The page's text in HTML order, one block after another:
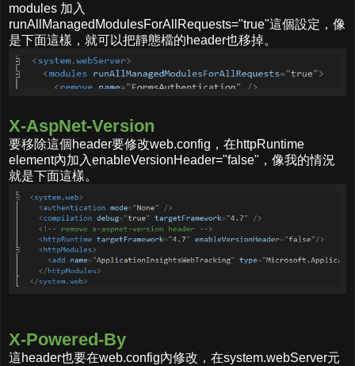
modules 加入
runAllManagedModulesForAllRequests="true"這個設定，像
是下面這樣，就可以把靜態檔的header也移掉。
X-AspNet-Version
要移除這個header要修改web.config，在httpRuntime
element內加入enableVersionHeader="false"，像我的情況
就是下面這樣。
X-Powered-By
這header也要在web.config內修改，在system.webServer元